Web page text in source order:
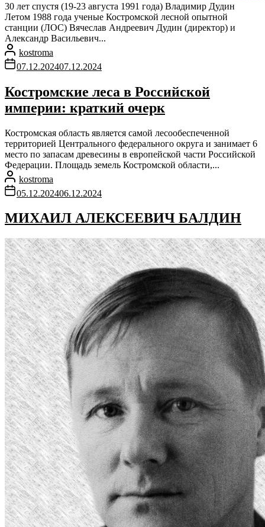
30 лет спустя (19-23 августа 1991 года) Владимир Дудин
Летом 1988 года ученые Костромской лесной опытной
станции (ЛОС) Вячеслав Андреевич Дудин (директор) и
Александр Васильевич...
kostroma
07.12.202407.12.2024
Костромские леса в Российской
империи: краткий очерк
Костромская область является самой лесообеспеченной
территорией Центрального федерального округа и занимает 6
место по запасам древесины в европейской части Российской
Федерации. Площадь земель Костромской области,...
kostroma
05.12.202406.12.2024
МИХАИЛ АЛЕКСЕЕВИЧ БАЛДИН